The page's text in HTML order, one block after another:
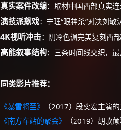
真实案件改编：取材中国西部真实
演技派飙戏：宁理“眼神杀”对决刘敏
4K视听冲击：阴冷色调完美复刻西
高能叙事结构：三条时间线交织，
同类影片推荐：
《暴雪将至》
（2017）段奕宏主演
《南方车站的聚会》
（2019）胡歌